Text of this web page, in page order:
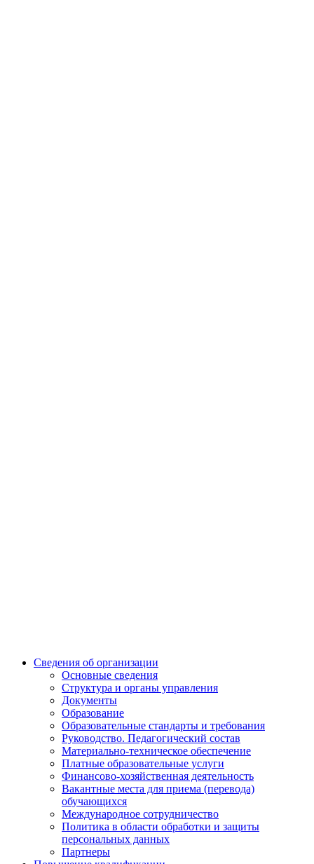
Сведения об организации
Основные сведения
Структура и органы управления
Документы
Образование
Образовательные стандарты и требования
Руководство. Педагогический состав
Материально-техническое обеспечение
Платные образовательные услуги
Финансово-хозяйственная деятельность
Вакантные места для приема (перевода)
обучающихся
Международное сотрудничество
Политика в области обработки и защиты
персональных данных
Партнеры